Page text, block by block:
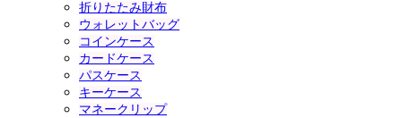
折りたたみ財布
ウォレットバッグ
コインケース
カードケース
パスケース
キーケース
マネークリップ